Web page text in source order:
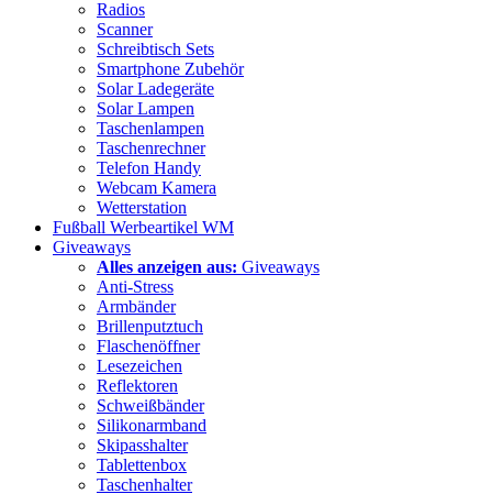
Radios
Scanner
Schreibtisch Sets
Smartphone Zubehör
Solar Ladegeräte
Solar Lampen
Taschenlampen
Taschenrechner
Telefon Handy
Webcam Kamera
Wetterstation
Fußball Werbeartikel WM
Giveaways
Alles anzeigen aus: Giveaways
Anti-Stress
Armbänder
Brillenputztuch
Flaschenöffner
Lesezeichen
Reflektoren
Schweißbänder
Silikonarmband
Skipasshalter
Tablettenbox
Taschenhalter